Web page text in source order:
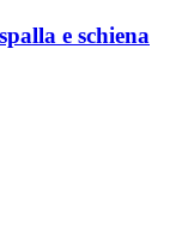
e schiena